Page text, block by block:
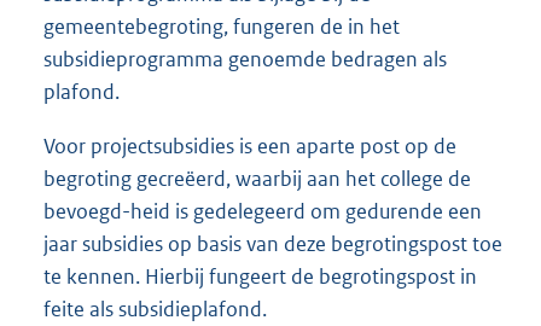
gemeentebegroting, fungeren de in het
subsidieprogramma genoemde bedragen als
plafond.
Voor projectsubsidies is een aparte post op de
begroting gecreëerd, waarbij aan het college de
bevoegd-heid is gedelegeerd om gedurende een
jaar subsidies op basis van deze begrotingspost toe
te kennen. Hierbij fungeert de begrotingspost in
feite als subsidieplafond.